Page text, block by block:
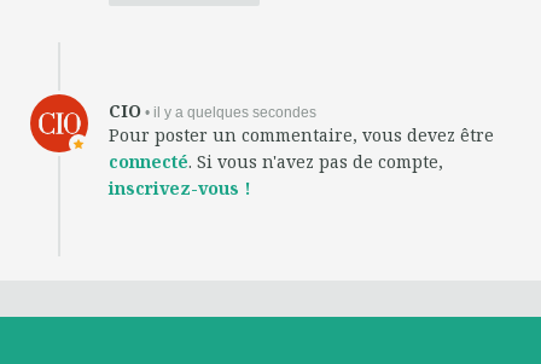
CIO • il y a quelques secondes
Pour poster un commentaire, vous devez être
connecté. Si vous n'avez pas de compte,
inscrivez-vous !